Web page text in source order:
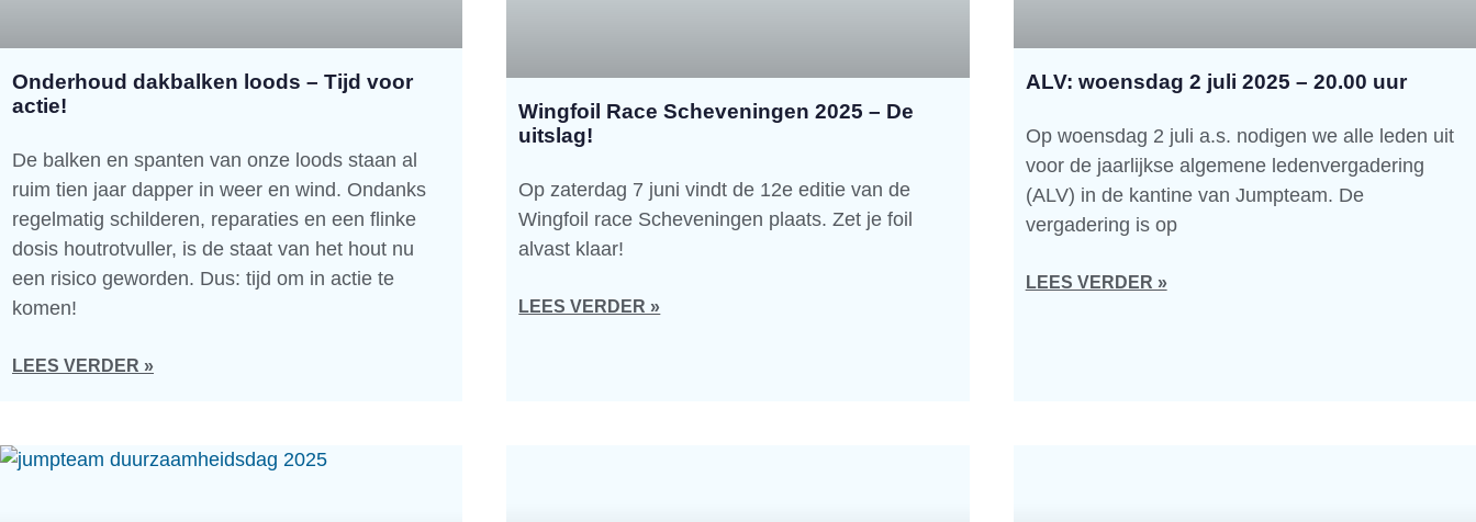
Onderhoud dakbalken loods – Tijd voor
actie!
De balken en spanten van onze loods staan al
ruim tien jaar dapper in weer en wind. Ondanks
regelmatig schilderen, reparaties en een flinke
dosis houtrotvuller, is de staat van het hout nu
een risico geworden. Dus: tijd om in actie te
komen!
LEES VERDER »
Wingfoil Race Scheveningen 2025 – De
uitslag!
Op zaterdag 7 juni vindt de 12e editie van de
Wingfoil race Scheveningen plaats. Zet je foil
alvast klaar!
LEES VERDER »
ALV: woensdag 2 juli 2025 – 20.00 uur
Op woensdag 2 juli a.s. nodigen we alle leden uit
voor de jaarlijkse algemene ledenvergadering
(ALV) in de kantine van Jumpteam. De
vergadering is op
LEES VERDER »